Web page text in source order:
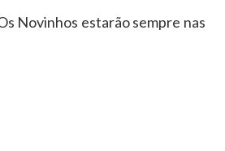
Novinhos estarão sempre nas